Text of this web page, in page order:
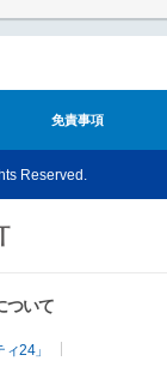
免責事項
Reserved.
ついて
24」